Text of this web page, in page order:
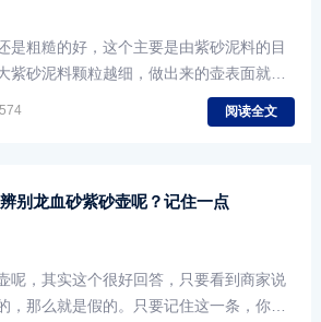
是粗糙的好，这个主要是由紫砂泥料的目
紫砂泥料颗粒越细，做出来的壶表面就越
料颗粒越大，表面越粗糙，壶的优劣，并
低来衡量。
阅读全文
别龙血砂紫砂壶呢？记住一点
呢，其实这个很好回答，只要看到商家说
，那么就是假的。只要记住这一条，你就